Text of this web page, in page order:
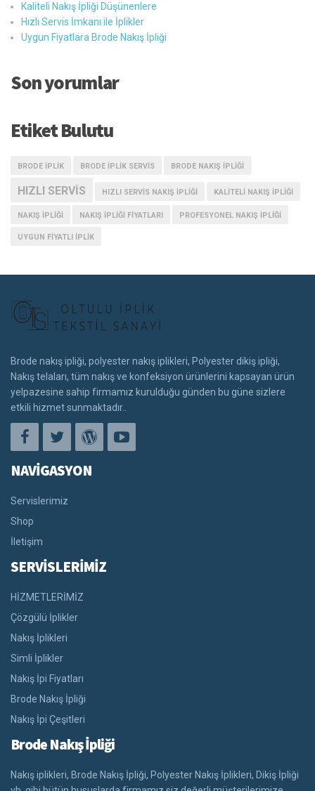
Kaliteli Nakış İpliği Düşünenlere
Hızlı Servis İmkanı ile İplikler
Uygun Fiyatlara Brode Nakış İpliği
Son yorumlar
Etiket Bulutu
BRODE IPLIK BRODE IPLIK SERVIS BRODE NAKIŞ IPLIĞI
HIZLI SERVIS HIZLI SERVIS NAKIŞ IPLIĞI KALITELI NAKIŞ İPLIĞI
NAKIŞ IPLIĞI NAKIŞ IPLIĞI FIYATLARI PROFESYONEL NAKIŞ IPLIĞI
UYGUN FIYATLI IPLIK
Brode nakış ipliği, polyester nakış iplikleri, Polyester dikiş ipliği,
Nakış telaları, tüm nakış ve konfeksiyon ürünlerini kapsayan ürün
yelpazesine sahip firmamız kurulduğu günden bu güne sizlere
etkili hizmet sunmaktadır..
NAVİGASYON
Servislerimiz
Shop
İletişim
SERVİSLERİMİZ
HİZMETLERİMİZ
Çözgülü İplikler
Nakış İplikleri
Simli İplikler
Nakış İpi Fiyatları
Brode Nakış İpliği
Nakış İpi Çeşitleri
Brode Nakış İpliği
Nakış iplikleri, Brode Nakış İpliği, Polyester Nakış İplikleri, Dikiş İpliği